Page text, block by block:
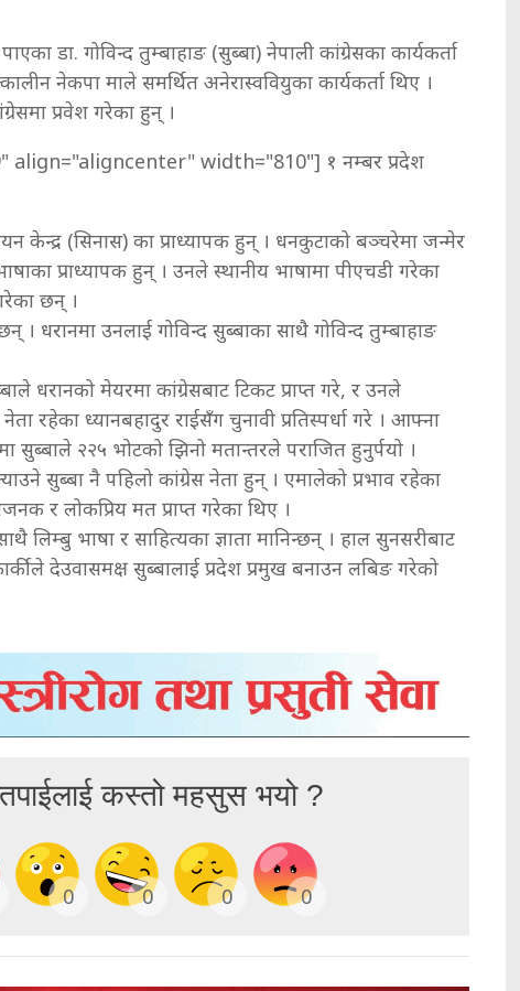
डा. गोविन्द तुम्बाहाङ (सुब्बा) नेपाली कांग्रेसका कार्यकर्ता
नेकपा माले समर्थित अनेरास्ववियुका कार्यकर्ता थिए ।
प्रवेश गरेका हुन् ।
align="aligncenter" width="810"] १ नम्बर प्रदेश
केन्द्र (सिनास) का प्राध्यापक हुन् । धनकुटाको बञ्चरेमा जन्मेर
प्राध्यापक हुन् । उनले स्थानीय भाषामा पीएचडी गरेका
छन् ।
धरानमा उनलाई गोविन्द सुब्बाका साथै गोविन्द तुम्बाहाङ
धरानको मेयरमा कांग्रेसबाट टिकट प्राप्त गरे, र उनले
रहेका ध्यानबहादुर राईसँग चुनावी प्रतिस्पर्धा गरे । आफ्ना
सुब्बाले २२५ भोटको झिनो मतान्तरले पराजित हुनुर्पयो ।
सुब्बा नै पहिलो कांग्रेस नेता हुन् । एमालेको प्रभाव रहेका
र लोकप्रिय मत प्राप्त गरेका थिए ।
लिम्बु भाषा र साहित्यका ज्ञाता मानिन्छन् । हाल सुनसरीबाट
कार्कीले देउवासमक्ष सुब्बालाई प्रदेश प्रमुख बनाउन लबिङ गरेको
कस्तो महसुस भयो ?
0 0 0 0